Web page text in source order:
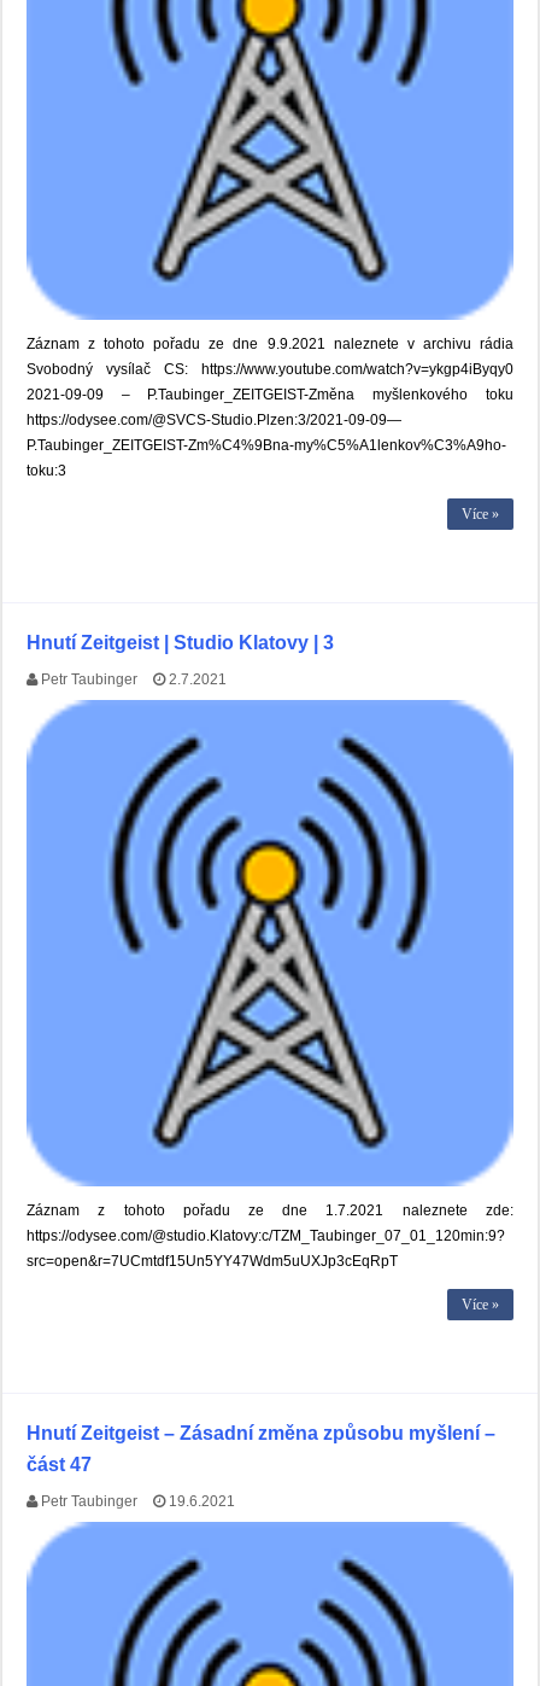
Záznam z tohoto pořadu ze dne 9.9.2021 naleznete v archivu rádia
Svobodný vysílač CS: https://www.youtube.com/watch?v=ykgp4iByqy0
2021-09-09 – P.Taubinger_ZEITGEIST-Změna myšlenkového toku
https://odysee.com/@SVCS-Studio.Plzen:3/2021-09-09—
P.Taubinger_ZEITGEIST-Zm%C4%9Bna-my%C5%A1lenkov%C3%A9ho-
toku:3
Více »
Hnutí Zeitgeist | Studio Klatovy | 3
Petr Taubinger 2.7.2021
Záznam z tohoto pořadu ze dne 1.7.2021 naleznete zde:
https://odysee.com/@studio.Klatovy:c/TZM_Taubinger_07_01_120min:9?
src=open&r=7UCmtdf15Un5YY47Wdm5uUXJp3cEqRpT
Více »
Hnutí Zeitgeist – Zásadní změna způsobu myšlení –
část 47
Petr Taubinger 19.6.2021